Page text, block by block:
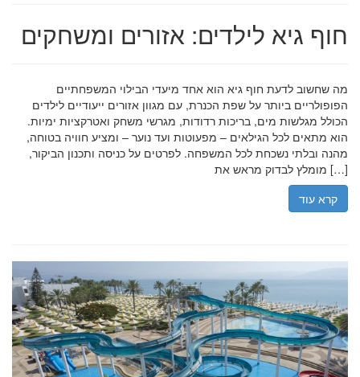
חוף גיא לילדים: אזורים ומשחקים
מה שחשוב לדעת חוף גיא הוא אחד מיעדי הבילוי המשפחתיים
הפופולריים ביותר על שפת הכנרת, עם מגוון אזורים ייעודיים לילדים
הכולל מגלשות מים, בריכות רדודות, מגרשי משחק ואטרקציות ימיות.
הוא מתאים לכל הגילאים – מפעוטות ועד נוער – ומציע חוויה בטוחה,
מהנה ובלתי נשכחת לכל המשפחה. לפרטים על כניסה ותכנון הביקור,
מומלץ לבדוק מראש את […]
קרא עוד